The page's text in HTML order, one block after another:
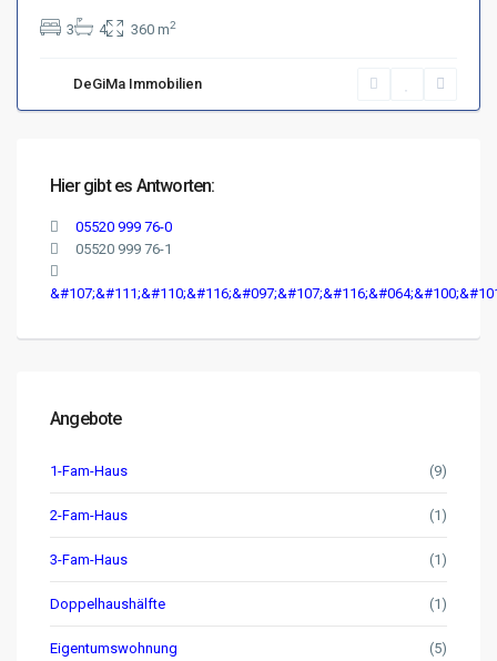
3 4 360 m2
DeGiMa Immobilien
Hier gibt es Antworten:
05520 999 76-0
05520 999 76-1
Angebote
1-Fam-Haus (9)
2-Fam-Haus (1)
3-Fam-Haus (1)
Doppelhaushälfte (1)
Eigentumswohnung (5)